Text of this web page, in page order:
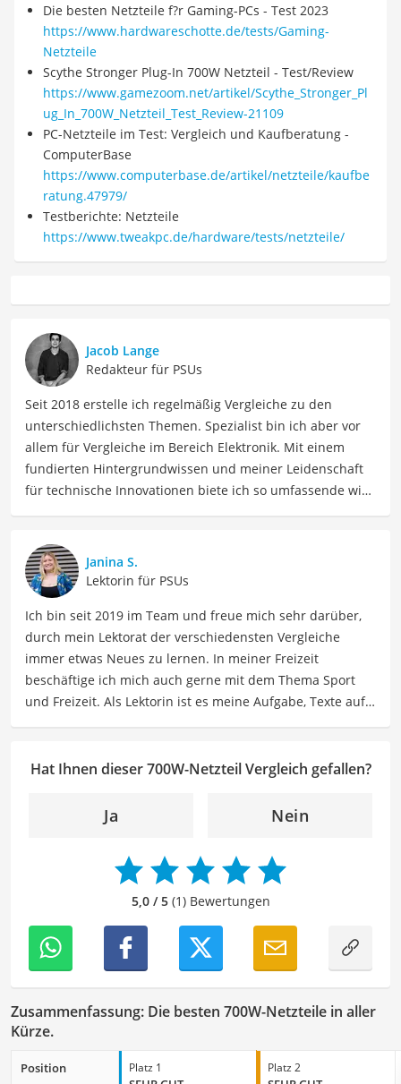
Die besten Netzteile f?r Gaming-PCs - Test 2023
https://www.hardwareschotte.de/tests/Gaming-
Netzteile
Scythe Stronger Plug-In 700W Netzteil - Test/Review
https://www.gamezoom.net/artikel/Scythe_Stronger_Pl
ug_In_700W_Netzteil_Test_Review-21109
PC-Netzteile im Test: Vergleich und Kaufberatung -
ComputerBase
https://www.computerbase.de/artikel/netzteile/kaufbe
ratung.47979/
Testberichte: Netzteile
https://www.tweakpc.de/hardware/tests/netzteile/
Jacob Lange
Redakteur für PSUs
Seit 2018 erstelle ich regelmäßig Vergleiche zu den
unterschiedlichsten Themen. Spezialist bin ich aber vor
allem für Vergleiche im Bereich Elektronik. Mit einem
fundierten Hintergrundwissen und meiner Leidenschaft
für technische Innovationen biete ich so umfassende wie
detaillierte Produktvergleiche, Kaufberatungen und
technische Analysen, um Verbrauchern dabei zu helfen,
sowohl informierte Entscheidungen zu treffen als auch
die besten elektronischen Lösungen für ihre Bedürfnisse
zu finden.
Der 700W-Netzteil-Vergleich ist aus unserer Sicht
besonders empfehlenswert fürPC-BauerundGamer.
Janina S.
Lektorin für PSUs
Ich bin seit 2019 im Team und freue mich sehr darüber,
durch mein Lektorat der verschiedensten Vergleiche
immer etwas Neues zu lernen. In meiner Freizeit
beschäftige ich mich auch gerne mit dem Thema Sport
und Freizeit. Als Lektorin ist es meine Aufgabe, Texte auf
Autoren dabei zu helfen, ihre Botschaften klar und
das geschriebene Wort und meine breitgefächerten
Interessen, bringe ich frische Perspektiven sowie neue
dass die Texte sowohl qualitativ hochwertig als auch
ansprechend sind.
Hat Ihnen dieser 700W-Netzteil Vergleich gefallen?
Ja Nein
5,0 / 5(1) Bewertungen
Zusammenfassung: Die besten 700W-Netzteile in aller
Kürze.
Position Platz 1 Platz 2